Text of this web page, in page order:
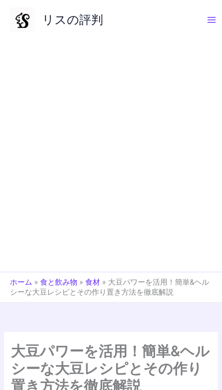
リスの評判
ホーム » 食と飲み物 » 食材 » 大豆パワーを活用！簡単&ヘル
シーな大豆レシピとその作り置き方法を徹底解説
大豆パワーを活用！簡単&ヘル
シーな大豆レシピとその作り
置き方法を徹底解説